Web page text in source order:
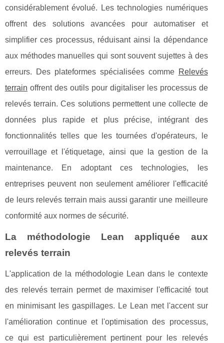
considérablement évolué. Les technologies numériques
offrent des solutions avancées pour automatiser et
simplifier ces processus, réduisant ainsi la dépendance
aux méthodes manuelles qui sont souvent sujettes à des
erreurs. Des plateformes spécialisées comme Relevés
terrain offrent des outils pour digitaliser les processus de
relevés terrain. Ces solutions permettent une collecte de
données plus rapide et plus précise, intégrant des
fonctionnalités telles que les tournées d'opérateurs, le
verrouillage et l'étiquetage, ainsi que la gestion de la
maintenance. En adoptant ces technologies, les
entreprises peuvent non seulement améliorer l'efficacité
de leurs relevés terrain mais aussi garantir une meilleure
conformité aux normes de sécurité.
La méthodologie Lean appliquée aux
relevés terrain
L'application de la méthodologie Lean dans le contexte
des relevés terrain permet de maximiser l'efficacité tout
en minimisant les gaspillages. Le Lean met l'accent sur
l'amélioration continue et l'optimisation des processus,
ce qui est particulièrement pertinent pour les relevés